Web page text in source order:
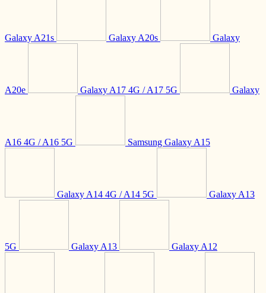
Galaxy A21s Galaxy A20s Galaxy
A20e Galaxy A17 4G / A17 5G Galaxy
A16 4G / A16 5G Samsung Galaxy A15
Galaxy A14 4G / A14 5G Galaxy A13
5G Galaxy A13 Galaxy A12